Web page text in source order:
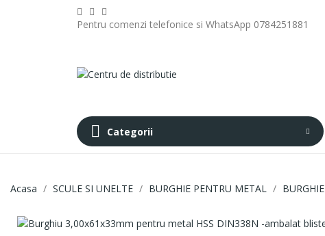
Pentru comenzi telefonice si WhatsApp 0784251881
Categorii
Acasa SCULE SI UNELTE BURGHIE PENTRU METAL